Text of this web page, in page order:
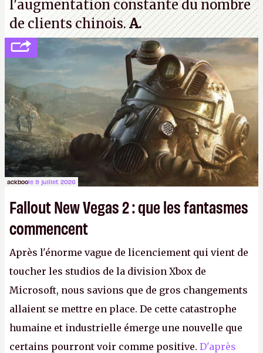
l'augmentation constante du nombre
de clients chinois.A.
ackboole 9 juillet 2026
Fallout New Vegas 2 : que les fantasmes
commencent
Après l'énorme vague de licenciement qui vient de
toucher les studios de la division Xbox de
Microsoft, nous savions que de gros changements
allaient se mettre en place. De cette catastrophe
humaine et industrielle émerge une nouvelle que
certains pourront voir comme positive. D'après